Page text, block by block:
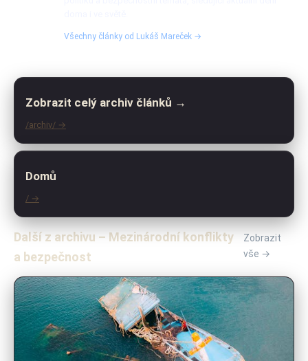
Všechny články od Lukáš Mareček →
Zobrazit celý archiv článků →
/archiv/ →
Domů
/ →
Další z archivu – Mezinárodní konflikty
a bezpečnost
Zobrazit
vše →